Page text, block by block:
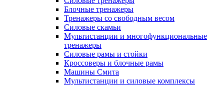
Блочные тренажеры
Тренажеры со свободным весом
Силовые скамьи
Мультистанции и многофункциональные
тренажеры
Силовые рамы и стойки
Кроссоверы и блочные рамы
Машины Смита
Мультистанции и силовые комплексы